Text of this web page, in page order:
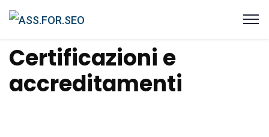
Certificazioni e
accreditamenti